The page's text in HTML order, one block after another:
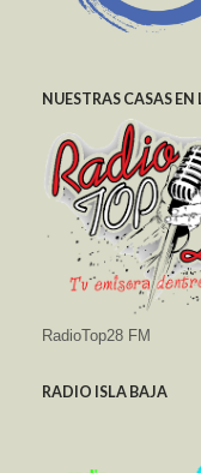
NUESTRAS CASAS
RadioTop28 FM
RADIO ISLA BAJA